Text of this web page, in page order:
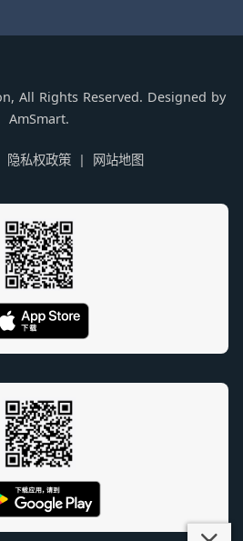
All Rights Reserved. Designed by
AmSmart.
隐私权政策 网站地图